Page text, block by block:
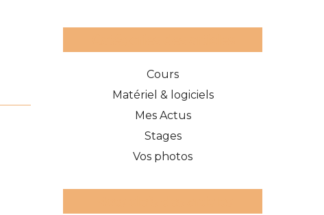
Cours
Matériel & logiciels
Mes Actus
Stages
Vos photos